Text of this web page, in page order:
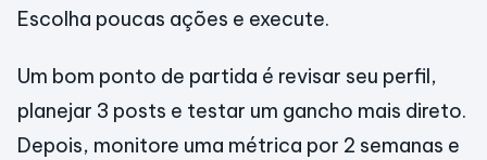
Escolha poucas ações e execute.
Um bom ponto de partida é revisar seu perfil,
planejar 3 posts e testar um gancho mais direto.
Depois, monitore uma métrica por 2 semanas e